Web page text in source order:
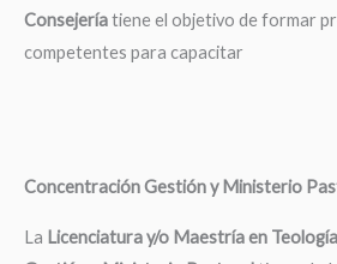
Consejeríatiene el objetivo de formar
competentes para capacitar
Concentración Gestión y Ministerio
La Licenciatura y/o Maestría en